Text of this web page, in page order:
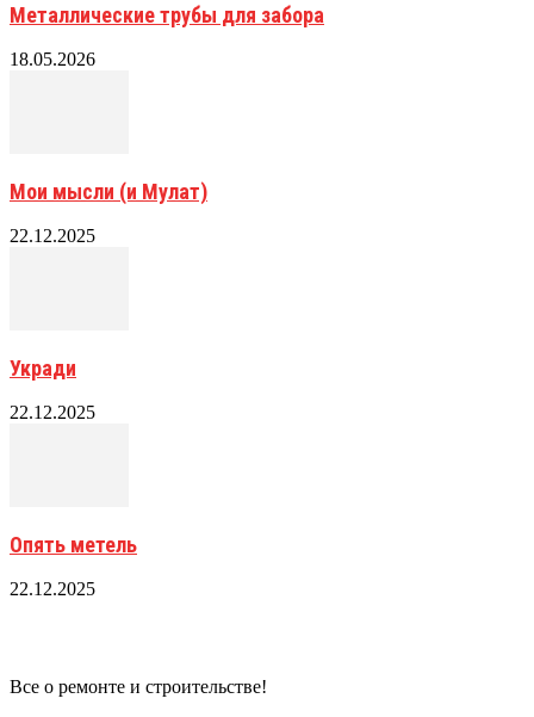
Металлические трубы для забора
18.05.2026
Мои мысли (и Мулат)
22.12.2025
Укради
22.12.2025
Опять метель
22.12.2025
Все о ремонте и строительстве!